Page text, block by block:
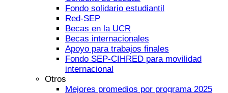
Fondo solidario estudiantil
Red-SEP
Becas en la UCR
Becas internacionales
Apoyo para trabajos finales
Fondo SEP-CIHRED para movilidad
internacional
Otros
Mejores promedios por programa 2025